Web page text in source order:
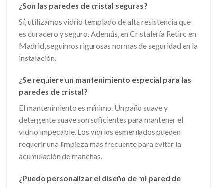
¿Son las paredes de cristal seguras?
Sí, utilizamos vidrio templado de alta resistencia que
es duradero y seguro. Además, en Cristalería Retiro en
Madrid, seguimos rigurosas normas de seguridad en la
instalación.
¿Se requiere un mantenimiento especial para las
paredes de cristal?
El mantenimiento es mínimo. Un paño suave y
detergente suave son suficientes para mantener el
vidrio impecable. Los vidrios esmerilados pueden
requerir una limpieza más frecuente para evitar la
acumulación de manchas.
¿Puedo personalizar el diseño de mi pared de